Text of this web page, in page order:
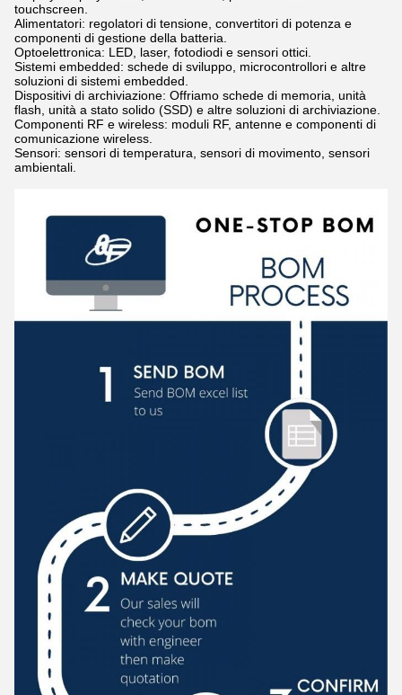
touchscreen.
Alimentatori: regolatori di tensione, convertitori di potenza e
componenti di gestione della batteria.
Optoelettronica: LED, laser, fotodiodi e sensori ottici.
Sistemi embedded: schede di sviluppo, microcontrollori e altre
soluzioni di sistemi embedded.
Dispositivi di archiviazione: Offriamo schede di memoria, unità
flash, unità a stato solido (SSD) e altre soluzioni di archiviazione.
Componenti RF e wireless: moduli RF, antenne e componenti di
comunicazione wireless.
Sensori: sensori di temperatura, sensori di movimento, sensori
ambientali.